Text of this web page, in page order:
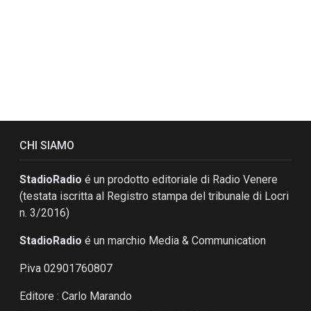
CHI SIAMO
StadioRadio é un prodotto editoriale di Radio Venere
(testata iscritta al Registro stampa del tribunale di Locri
n. 3/2016)
StadioRadio é un marchio Media & Communication
P.iva 02901760807
Editore : Carlo Marando